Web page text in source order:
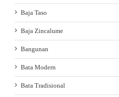
Baja Taso
Baja Zincalume
Bangunan
Bata Modern
Bata Tradisional